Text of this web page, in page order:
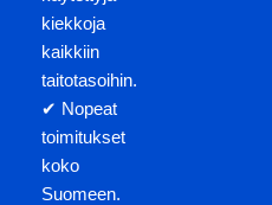
kiekkoja
kaikkiin
taitotasoihin.
✔ Nopeat
toimitukset
koko
Suomeen.